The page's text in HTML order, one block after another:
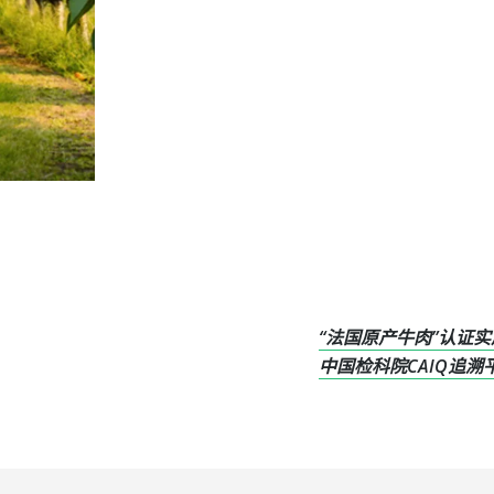
“法国原产牛肉”认证
中国检科院CAIQ追溯